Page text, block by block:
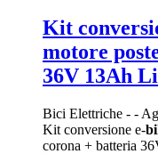
Kit
motore
36V 13Ah
Bici Elettriche - -
Kit conversione e-
corona + batteria